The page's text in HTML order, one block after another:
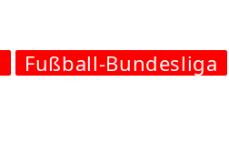
Fußball-Bundesliga